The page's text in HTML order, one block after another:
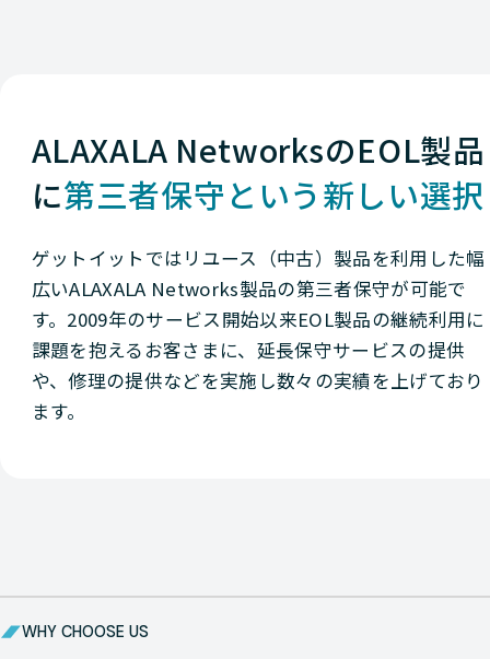
ALAXALA NetworksのEOL製品
に第三者保守という新しい選択
ゲットイットではリユース（中古）製品を利用した幅
広いALAXALA Networks製品の第三者保守が可能で
す。2009年のサービス開始以来EOL製品の継続利用に
課題を抱えるお客さまに、延長保守サービスの提供
や、修理の提供などを実施し数々の実績を上げており
ます。
WHY CHOOSE US